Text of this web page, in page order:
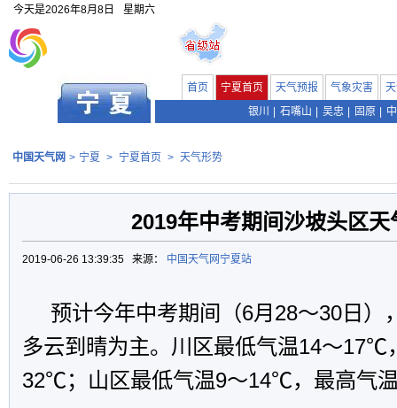
今天是2026年8月8日 星期六
首页 宁夏首页 天气预报 气象灾害
银川
石嘴山 吴忠 固原
中国天气网 > 宁夏 > 宁夏首页 > 天气形势
2019年中考期间沙坡头区天
2019-06-26 13:39:35 来源： 中国天气网宁夏站
预计今年中考期间（6月28～30日）
多云到晴为主。川区最低气温14～17℃
32℃；山区最低气温9～14℃，最高气